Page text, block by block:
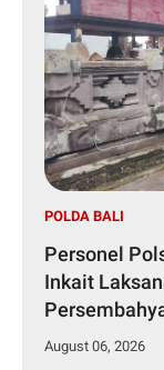
POLDA BALI
Personel
Inkait
Persembahyangan dalam
81 Tahun 2026
August 06, 2026